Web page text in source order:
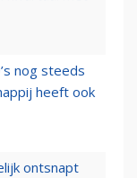
nog steeds
heeft ook
ontsnapt